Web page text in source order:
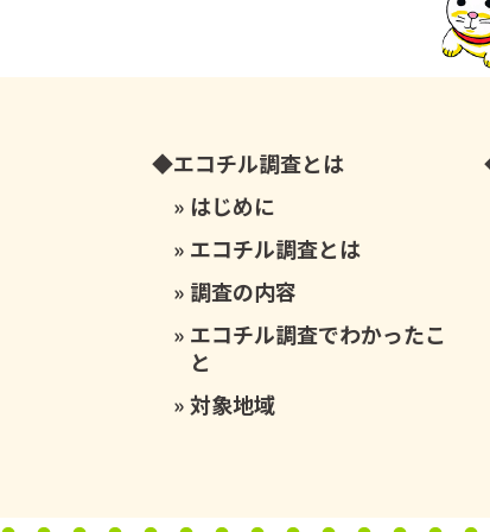
エコチル調査とは
はじめに
エコチル調査とは
調査の内容
エコチル調査でわかったこ
と
対象地域